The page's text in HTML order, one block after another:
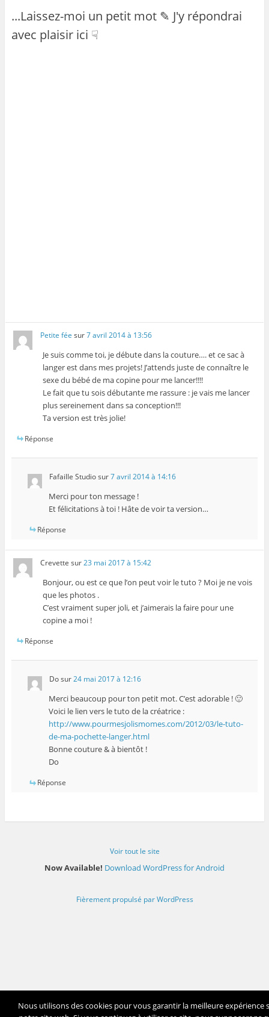
...Laissez-moi un petit mot ✎ J'y répondrai
avec plaisir ici ☟
Petite fée sur7 avril 2014 à 13:56
Je suis comme toi, je débute dans la couture…. et ce sac à
langer est dans mes projets! J’attends juste de connaître le
sexe du bébé de ma copine pour me lancer!!!!
Le fait que tu sois débutante me rassure : je vais me lancer
plus sereinement dans sa conception!!!
Ta version est très jolie!
Réponse
Fafaille Studiosur7 avril 2014 à 14:16
Merci pour ton message !
Et félicitations à toi ! Hâte de voir ta version…
Réponse
Crevette sur23 mai 2017 à 15:42
Bonjour, ou est ce que l’on peut voir le tuto ? Moi je ne vois
que les photos .
C’est vraiment super joli, et j’aimerais la faire pour une
copine a moi !
Réponse
Dosur24 mai 2017 à 12:16
Merci beaucoup pour ton petit mot. C’est adorable ! 🙂
Voici le lien vers le tuto de la créatrice :
http://www.pourmesjolismomes.com/2012/03/le-tuto-
de-ma-pochette-langer.html
Bonne couture & à bientôt !
Do
Réponse
Voir tout le site
Now Available! Download WordPress for Android
Fièrement propulsé par WordPress
Nous utilisons des cookies pour vous garantir la meilleure expérience